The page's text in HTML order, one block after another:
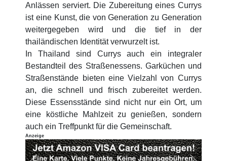
Anlässen serviert. Die Zubereitung eines Currys
ist eine Kunst, die von Generation zu Generation
weitergegeben wird und die tief in der
thailändischen Identität verwurzelt ist.
In Thailand sind Currys auch ein integraler
Bestandteil des Straßenessens. Garküchen und
Straßenstände bieten eine Vielzahl von Currys
an, die schnell und frisch zubereitet werden.
Diese Essensstände sind nicht nur ein Ort, um
eine köstliche Mahlzeit zu genießen, sondern
auch ein Treffpunkt für die Gemeinschaft.
Anzeige